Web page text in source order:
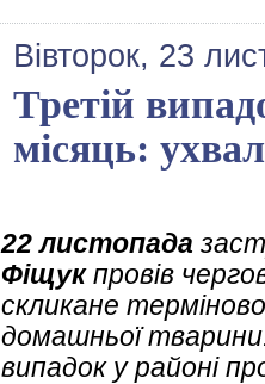
Вівторок, 23
Третій
місяць:
22 листопада
Фіщукпровів
скликане
домашньої
випадок у районі